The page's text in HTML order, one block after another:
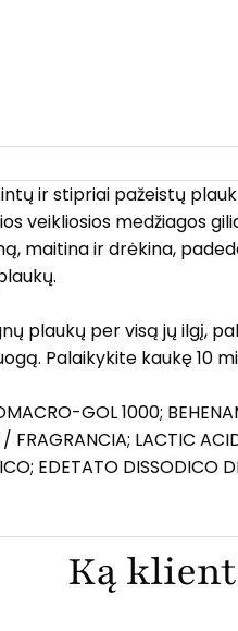
ir stipriai pažeistų
veikliosios medžiagos
maitina ir drėkina,
plaukų per visą jų ilgį,
Palaikykite kaukę 10
GOL 1000;
/ FRAGRANCIA; LACTIC
EDETATO DISSODICO
Ką